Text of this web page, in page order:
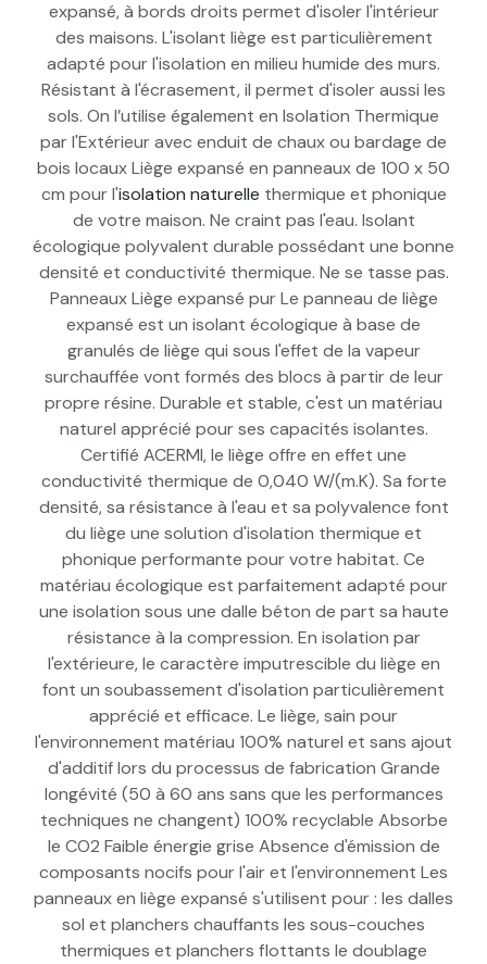
expansé, à bords droits permet d'isoler l'intérieur
des maisons. L'isolant liège est particulièrement
adapté pour l'isolation en milieu humide des murs.
Résistant à l'écrasement, il permet d'isoler aussi les
sols. On l’utilise également en Isolation Thermique
par l'Extérieur avec enduit de chaux ou bardage de
bois locaux Liège expansé en panneaux de 100 x 50
cm pour l'isolation naturelle thermique et phonique
de votre maison. Ne craint pas l'eau. Isolant
écologique polyvalent durable possédant une bonne
densité et conductivité thermique. Ne se tasse pas.
Panneaux Liège expansé pur Le panneau de liège
expansé est un isolant écologique à base de
granulés de liège qui sous l'effet de la vapeur
surchauffée vont formés des blocs à partir de leur
propre résine. Durable et stable, c'est un matériau
naturel apprécié pour ses capacités isolantes.
Certifié ACERMI, le liège offre en effet une
conductivité thermique de 0,040 W/(m.K). Sa forte
densité, sa résistance à l'eau et sa polyvalence font
du liège une solution d'isolation thermique et
phonique performante pour votre habitat. Ce
matériau écologique est parfaitement adapté pour
une isolation sous une dalle béton de part sa haute
résistance à la compression. En isolation par
l'extérieure, le caractère imputrescible du liège en
font un soubassement d'isolation particulièrement
apprécié et efficace. Le liège, sain pour
l'environnement matériau 100% naturel et sans ajout
d'additif lors du processus de fabrication Grande
longévité (50 à 60 ans sans que les performances
techniques ne changent) 100% recyclable Absorbe
le CO2 Faible énergie grise Absence d'émission de
composants nocifs pour l'air et l'environnement Les
panneaux en liège expansé s'utilisent pour : les dalles
sol et planchers chauffants les sous-couches
thermiques et planchers flottants le doublage